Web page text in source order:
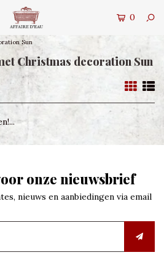
0
Sun
Christmas decoration Sun
onze nieuwsbrief
nieuws en aanbiedingen via email